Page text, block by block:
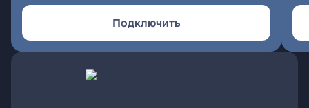
Подключить